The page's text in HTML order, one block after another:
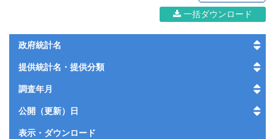
一括ダウンロード
政府統計名
提供統計名・提供分類
調査年月
公開（更新）日
表示・ ダウンロード